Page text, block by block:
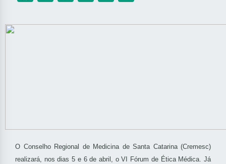
O Conselho Regional de Medicina de Santa Catarina (Cremesc)
realizará, nos dias 5 e 6 de abril, o VI Fórum de Ética Médica. Já